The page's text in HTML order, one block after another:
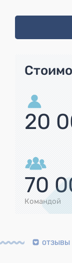
20
70
Командой
ОТЗЫВЫ